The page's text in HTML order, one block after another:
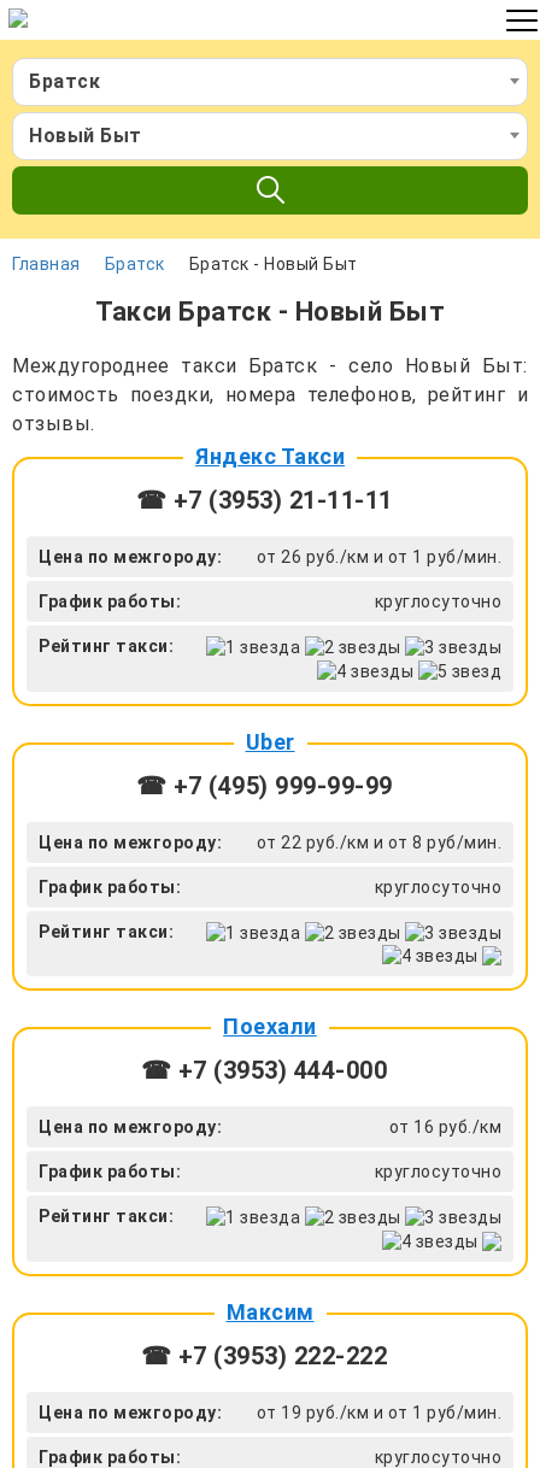
Братск
Новый Быт
Главная Братск Братск - Новый Быт
Такси Братск - Новый Быт
Междугороднее такси Братск - село Новый Быт:
стоимость поездки, номера телефонов, рейтинг и
отзывы.
Яндекс Такси
☎ +7 (3953) 21-11-11
Цена по межгороду: от 26 руб./км и от 1 руб/мин.
График работы: круглосуточно
Рейтинг такси:
Uber
☎ +7 (495) 999-99-99
Цена по межгороду: от 22 руб./км и от 8 руб/мин.
График работы: круглосуточно
Рейтинг такси:
Поехали
☎ +7 (3953) 444-000
Цена по межгороду: от 16 руб./км
График работы: круглосуточно
Рейтинг такси:
Максим
☎ +7 (3953) 222-222
Цена по межгороду: от 19 руб./км и от 1 руб/мин.
График работы: круглосуточно